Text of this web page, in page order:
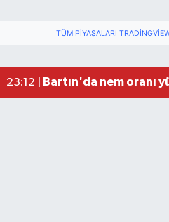
TÜM PIYASALARI
23:12 |
Bartın'da nem oranı